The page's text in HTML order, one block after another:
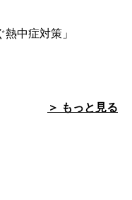
中症対策」
＞ もっと見る